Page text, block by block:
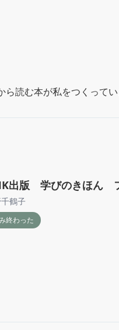
ら読む本が私をつくって
出版 学びのきほん
鶴子
終わった